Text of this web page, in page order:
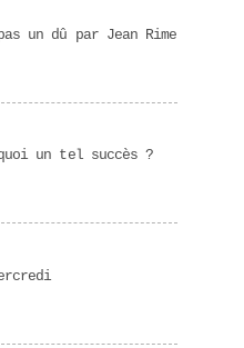
un dû par Jean Rime
un tel succès ?